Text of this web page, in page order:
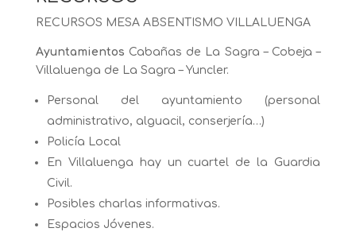
RECURSOS MESA ABSENTISMO VILLALUENGA
Ayuntamientos Cabañas de La Sagra – Cobeja –
Villaluenga de La Sagra – Yuncler.
Personal del ayuntamiento (personal
administrativo, alguacil, conserjería…)
Policía Local
En Villaluenga hay un cuartel de la Guardia
Civil.
Posibles charlas informativas.
Espacios Jóvenes.